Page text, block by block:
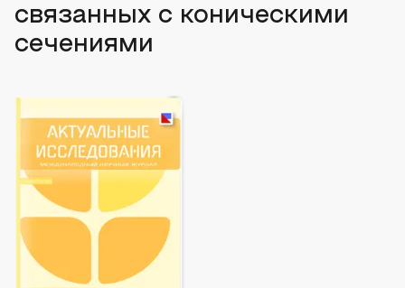
связанных с коническими
сечениями